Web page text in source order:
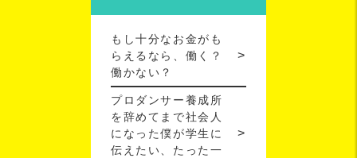
もし十分なお金がも
らえるなら、働く？
働かない？
プロダンサー養成所
を辞めてまで社会人
になった僕が学生に
伝えたい、たった一